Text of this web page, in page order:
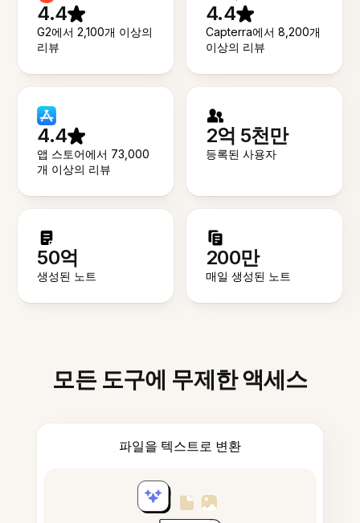
4.4
G2에서 2,100개 이상의
리뷰
4.4
Capterra에서 8,200개
이상의 리뷰
4.4
앱 스토어에서 73,000
개 이상의 리뷰
2억 5천만
등록된 사용자
50억
생성된 노트
200만
매일 생성된 노트
모든 도구에 무제한 액세스
파일을 텍스트로 변환